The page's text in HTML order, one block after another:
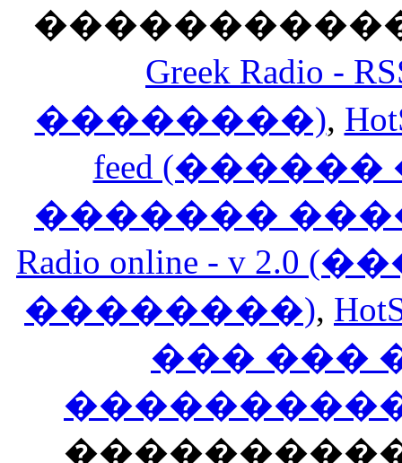
Greek Radio
��������),
feed
�������
Radio online - v
��������),
��� ���